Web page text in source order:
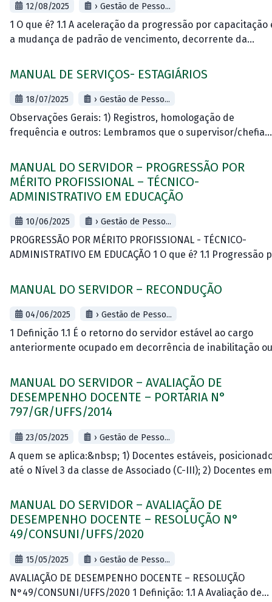
12/08/2025 › Gestão de Pesso...
1 O que é? 1.1 A aceleração da progressão por capacitação
a mudança de padrão de vencimento, decorrente da
capacitação, compatível
MANUAL DE SERVIÇOS- ESTAGIÁRIOS
18/07/2025 › Gestão de Pesso...
Observações Gerais: 1) Registros, homologação de
frequência e outros: Lembramos que o supervisor/chefia
com as orientações constantes
em:&nbsp;https://servicos.uffs.edu.br/wp-
content/uploads/2024/06/Manual-de-Chefias-Modulo-
frequencia_ponto-eletronico-SIGRH-Tutorial-
completo.pdf&nbsp; &nbsp;-&nbsp; ANEXO I,
MANUAL DO SERVIDOR – PROGRESSÃO POR
MÉRITO PROFISSIONAL – TÉCNICO-
ADMINISTRATIVO EM EDUCAÇÃO
10/06/2025 › Gestão de Pesso...
PROGRESSÃO POR MÉRITO PROFISSIONAL - TÉCNICO-
ADMINISTRATIVO EM EDUCAÇÃO 1 O que é? 1.1 Progressão
na Carreira Técnico Administrativa em Educação e
MANUAL DO SERVIDOR – RECONDUÇÃO
04/06/2025 › Gestão de Pesso...
1 Definição 1.1 É o retorno do servidor estável ao cargo
anteriormente ocupado em decorrência de inabilitação ou
reintegração do anterior
MANUAL DO SERVIDOR – AVALIAÇÃO DE
DESEMPENHO DOCENTE – PORTARIA N°
797/GR/UFFS/2014
23/05/2025 › Gestão de Pesso...
A quem se aplica:&nbsp; 1) Docentes estáveis,
até o Nível 3 da classe de Associado (C-III); 2) Docentes em
Definição:
MANUAL DO SERVIDOR – AVALIAÇÃO DE
DESEMPENHO DOCENTE – RESOLUÇÃO N°
49/CONSUNI/UFFS/2020
15/05/2025 › Gestão de Pesso...
AVALIAÇÃO DE DESEMPENHO DOCENTE – RESOLUÇÃO
N°49/CONSUNI/UFFS/2020 1 Definição: 1.1 A Avaliação de